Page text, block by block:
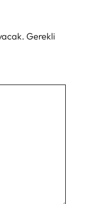
Gerekli